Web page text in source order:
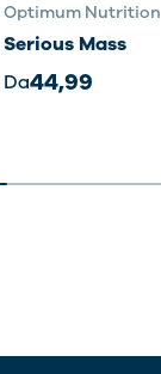
Optimum Nutrition
Serious Mass
Da44,99